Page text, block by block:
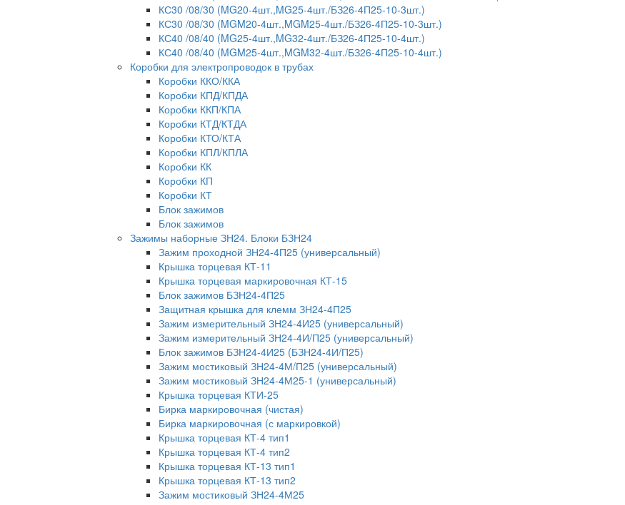
КС30 /08/30 (MG20-4шт.,MG25-4шт./БЗ26-4П25-10-3шт.)
КС30 /08/30 (MGM20-4шт.,MGM25-4шт./БЗ26-4П25-10-3шт.)
КС40 /08/40 (MG25-4шт.,MG32-4шт./БЗ26-4П25-10-4шт.)
КС40 /08/40 (MGM25-4шт.,MGM32-4шт./БЗ26-4П25-10-4шт.)
Коробки для электропроводок в трубах
Коробки ККО/ККА
Коробки КПД/КПДА
Коробки ККП/КПА
Коробки КТД/КТДА
Коробки КТО/КТА
Коробки КПЛ/КПЛА
Коробки КК
Коробки КП
Коробки КТ
Блок зажимов
Блок зажимов
Зажимы наборные ЗН24. Блоки БЗН24
Зажим проходной ЗН24-4П25 (универсальный)
Крышка торцевая КТ-11
Крышка торцевая маркировочная КТ-15
Блок зажимов БЗН24-4П25
Защитная крышка для клемм ЗН24-4П25
Зажим измерительный ЗН24-4И25 (универсальный)
Зажим измерительный ЗН24-4И/П25 (универсальный)
Блок зажимов БЗН24-4И25 (БЗН24-4И/П25)
Зажим мостиковый ЗН24-4М/П25 (универсальный)
Зажим мостиковый ЗН24-4М25-1 (универсальный)
Крышка торцевая КТИ-25
Бирка маркировочная (чистая)
Бирка маркировочная (с маркировкой)
Крышка торцевая КТ-4 тип1
Крышка торцевая КТ-4 тип2
Крышка торцевая КТ-13 тип1
Крышка торцевая КТ-13 тип2
Зажим мостиковый ЗН24-4М25